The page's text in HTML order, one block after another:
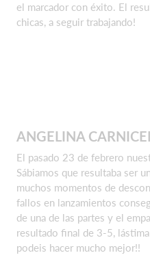
el marcador con éxito. El
chicas, a seguir trabajando!
ANGELINA
El pasado 23 de febrero
Sábiamos que resultaba ser
muchos momentos de
fallos en lanzamientos
de una de las partes y el
resultado final de 3-5,
podeis hacer mucho mejor!!